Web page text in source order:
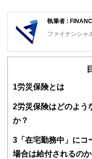
執筆者 :
ファイナンシャ
FinancialField編
知識がない方で
得者を中心に「
験者で構成され
FinancialFieldの
ドバイザー、
1 労災保険とは
2労災保険はどのよう
か？
3 「在宅勤務中」に
場合は給付されるのか